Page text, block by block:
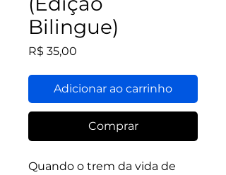
Bilingue)
R$ 35,00
Adicionar ao carrinho
Comprar
Quando o trem da vida de